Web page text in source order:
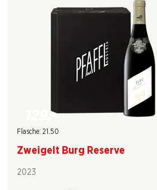
129.–
Flasche: 21.50
Zweigelt Burg Reserve
2023